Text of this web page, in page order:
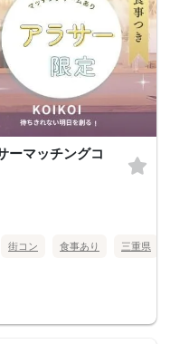
ーマッチングコ
街コン 食事あり 三重県